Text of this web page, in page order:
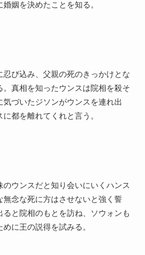
姻を決めたことを知る。
忍び込み、父親の死のきっかけとな
。真相を知ったウンスは院相を殺そ
気づいたジソンがウンスを連れ出
都を離れてくれと言う。
のウンスだと知り会いにいくハンス
無念な死に方はさせないと強く誓
ると院相のもとを訪ね、ソウォンも
に王の説得を試みる。